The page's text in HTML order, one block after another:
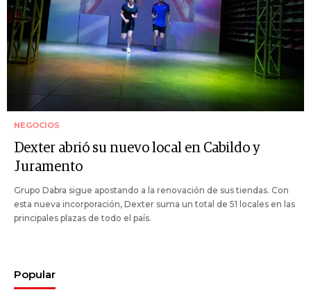
NEGOCIOS
Dexter abrió su nuevo local en Cabildo y
Juramento
Grupo Dabra sigue apostando a la renovación de sus tiendas. Con
esta nueva incorporación, Dexter suma un total de 51 locales en las
principales plazas de todo el país.
Popular